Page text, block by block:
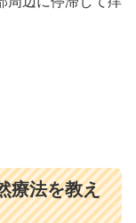
療法を教え